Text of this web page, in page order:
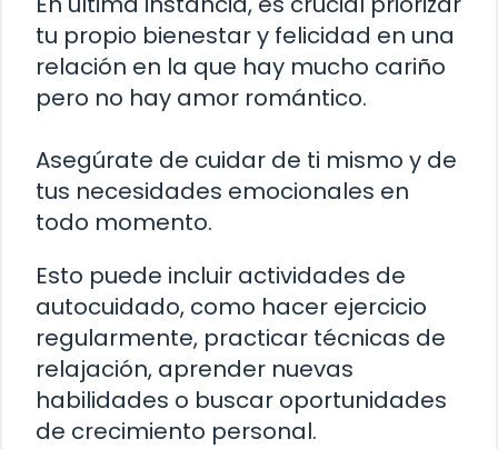
tu propio bienestar y felicidad en una
relación en la que hay mucho cariño
pero no hay amor romántico.
Asegúrate de cuidar de ti mismo y de
tus necesidades emocionales en
todo momento.
Esto puede incluir actividades de
autocuidado, como hacer ejercicio
regularmente, practicar técnicas de
relajación, aprender nuevas
habilidades o buscar oportunidades
de crecimiento personal.